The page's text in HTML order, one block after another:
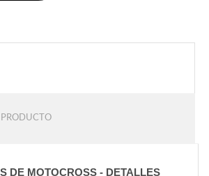
DE MOTOCROSS - DETALLES